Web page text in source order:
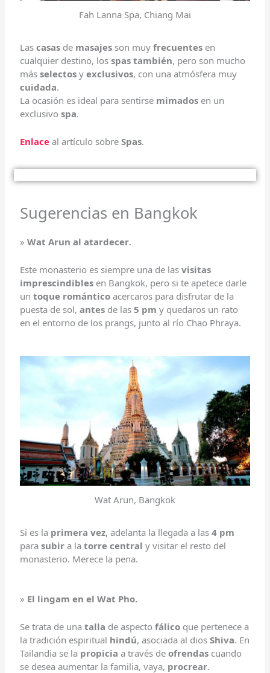
Fah Lanna Spa, Chiang Mai
Las casas de masajes son muyfrecuentes en
cualquier destino, losspas también, pero son mucho
másselectos yexclusivos, con una atmósfera muy
cuidada.
La ocasión es ideal para sentirse mimados en un
exclusivospa.
Enlace al artículo sobreSpas.
Sugerencias en Bangkok
»Wat Arun al atardecer.
Este monasterio es siempre una de lasvisitas
imprescindibles en Bangkok, pero si te apetece darle
untoque romántico acercaros para disfrutar de la
puesta de sol,antes de las5 pm y quedaros un rato
en el entorno de los prangs, junto al río Chao Phraya.
Wat Arun, Bangkok
Si es la primera vez, adelanta la llegada a las4 pm
parasubir a latorre central y visitar el resto del
monasterio. Merece la pena.
» El lingam en el Wat Pho.
Se trata de unatalla de aspectofálico que pertenece a
la tradición espiritual hindú, asociada al diosShiva. En
Tailandia se la propicia a través deofrendas cuando
se desea aumentar la familia, vaya, procrear.